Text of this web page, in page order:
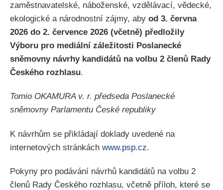
zaměstnavatelské, náboženské, vzdělávací, vědecké,
ekologické a národnostní zájmy, aby od 3. června
2026 do 2. července 2026 (včetně) předložily
Výboru pro mediální záležitosti Poslanecké
sněmovny návrhy kandidátů na volbu 2 členů Rady
Českého rozhlasu.
Tomio OKAMURA v. r. předseda Poslanecké
sněmovny Parlamentu České republiky
K návrhům se přikládají doklady uvedené na
internetových stránkách www.psp.cz.
Pokyny pro podávání návrhů kandidátů na volbu 2
členů Rady Českého rozhlasu, včetně příloh, které se